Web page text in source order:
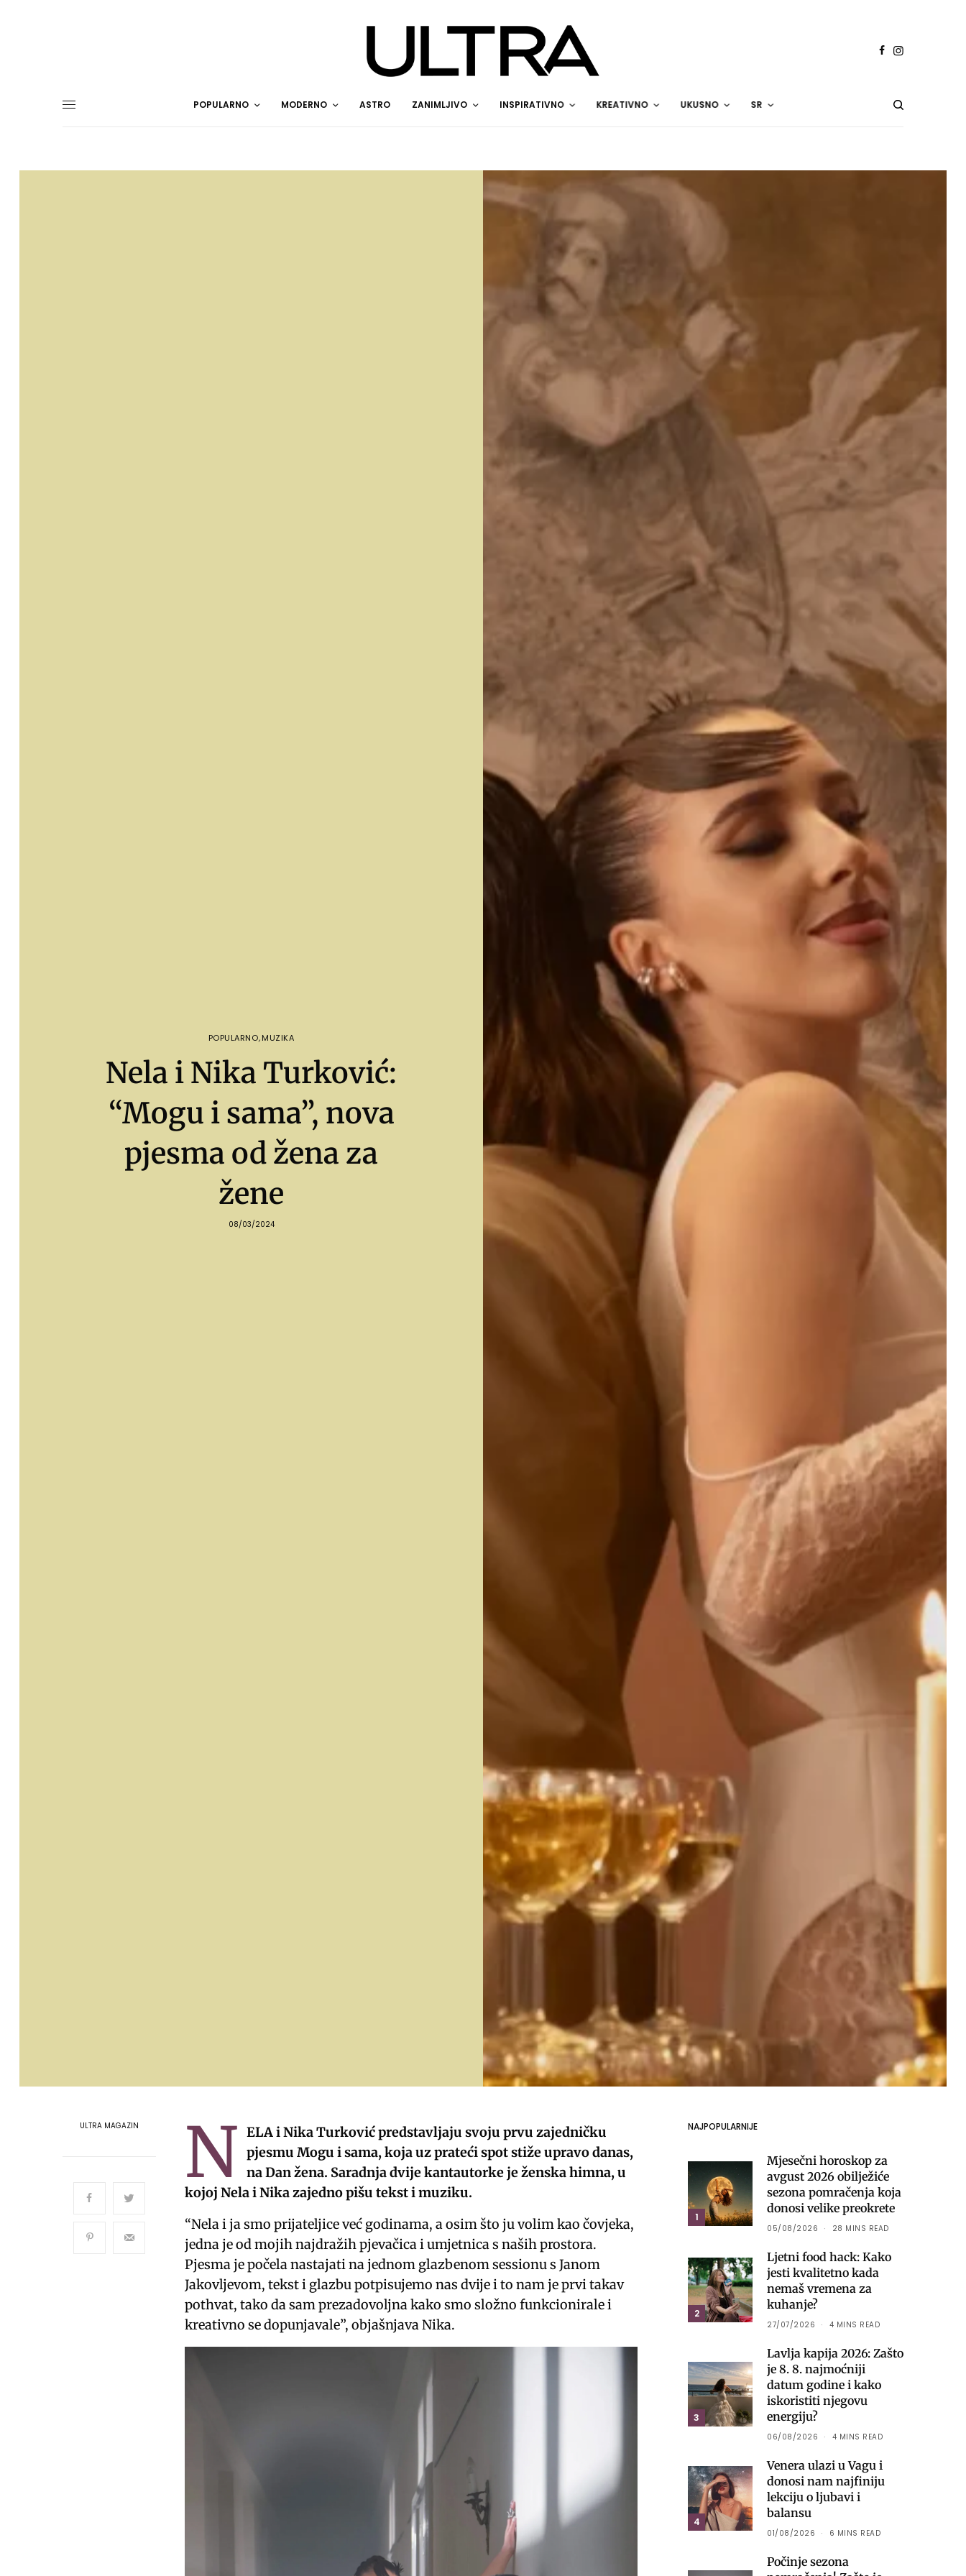
POPULARNO MODERNO ASTRO ZANIMLJIVO INSPIRATIVNO KREATIVNO UKUSNO SR
POPULARNO,MUZIKA
Nela i Nika Turković:
“Mogu i sama”, nova
pjesma od žena za
žene
08/03/2024
ULTRA MAGAZIN N ELA i Nika Turković predstavljaju svoju prvu zajedničku
pjesmu Mogu i sama, koja uz prateći spot stiže upravo danas,
na Dan žena. Saradnja dvije kantautorke je ženska himna, u
kojoj Nela i Nika zajedno pišu tekst i muziku.
“Nela i ja smo prijateljice već godinama, a osim što ju volim kao čovjeka,
jedna je od mojih najdražih pjevačica i umjetnica s naših prostora.
Pjesma je počela nastajati na jednom glazbenom sessionu s Janom
Jakovljevom, tekst i glazbu potpisujemo nas dvije i to nam je prvi takav
pothvat, tako da sam prezadovoljna kako smo složno funkcionirale i
kreativno se dopunjavale”, objašnjava Nika.
NAJPOPULARNIJE
1
Mjesečni horoskop za
avgust 2026 obilježiće
sezona pomračenja koja
donosi velike preokrete
05/08/2026 28 MINS READ
2
Ljetni food hack: Kako
jesti kvalitetno kada
nemaš vremena za
kuhanje?
27/07/2026 4 MINS READ
3
Lavlja kapija 2026: Zašto
je 8. 8. najmoćniji
datum godine i kako
iskoristiti njegovu
energiju?
06/08/2026 4 MINS READ
4
Venera ulazi u Vagu i
donosi nam najfiniju
lekciju o ljubavi i
balansu
01/08/2026 6 MINS READ
Počinje sezona